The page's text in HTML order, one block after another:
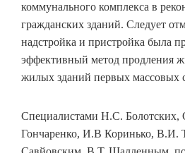
коммунального комплекса в
гражданских зданий. Следует
надстройка и пристройка была
эффективный метод продления
жилых зданий первых массовых
Специалистами Н.С.
Гончаренко, И.В Коринько, В.И.